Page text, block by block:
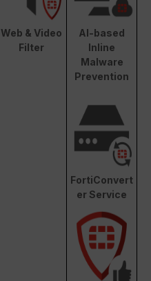
Web & Video
Filter
AI-based
Inline
Malware
Prevention
FortiConvert
er Service